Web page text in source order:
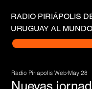
RADIO PIRIÁPOLIS
URUGUAY AL MUNDO
Nuevas
Radio Piriapolis Web May 28